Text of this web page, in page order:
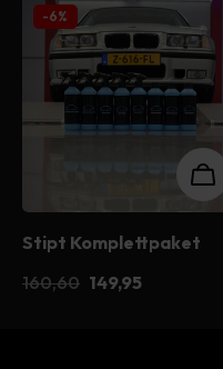
Kopftuch
Reinigung & Wartung
Reifen & Felgen
Alles im Exterieur
Kopftuch
Kopftuch
Sämtliches Zubehör
Hochdruckreiniger
-6%
Stipt Komplettpaket
160,60 149,95